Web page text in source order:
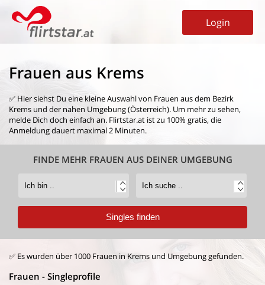
Login
Frauen aus Krems
✅ Hier siehst Du eine kleine Auswahl von Frauen aus dem Bezirk
Krems und der nahen Umgebung (Österreich). Um mehr zu sehen,
melde Dich doch einfach an. Flirtstar.at ist zu 100% gratis, die
Anmeldung dauert maximal 2 Minuten.
FINDE MEHR FRAUEN AUS DEINER UMGEBUNG
✅ Es wurden über 1000 Frauen in Krems und Umgebung gefunden.
Frauen - Singleprofile